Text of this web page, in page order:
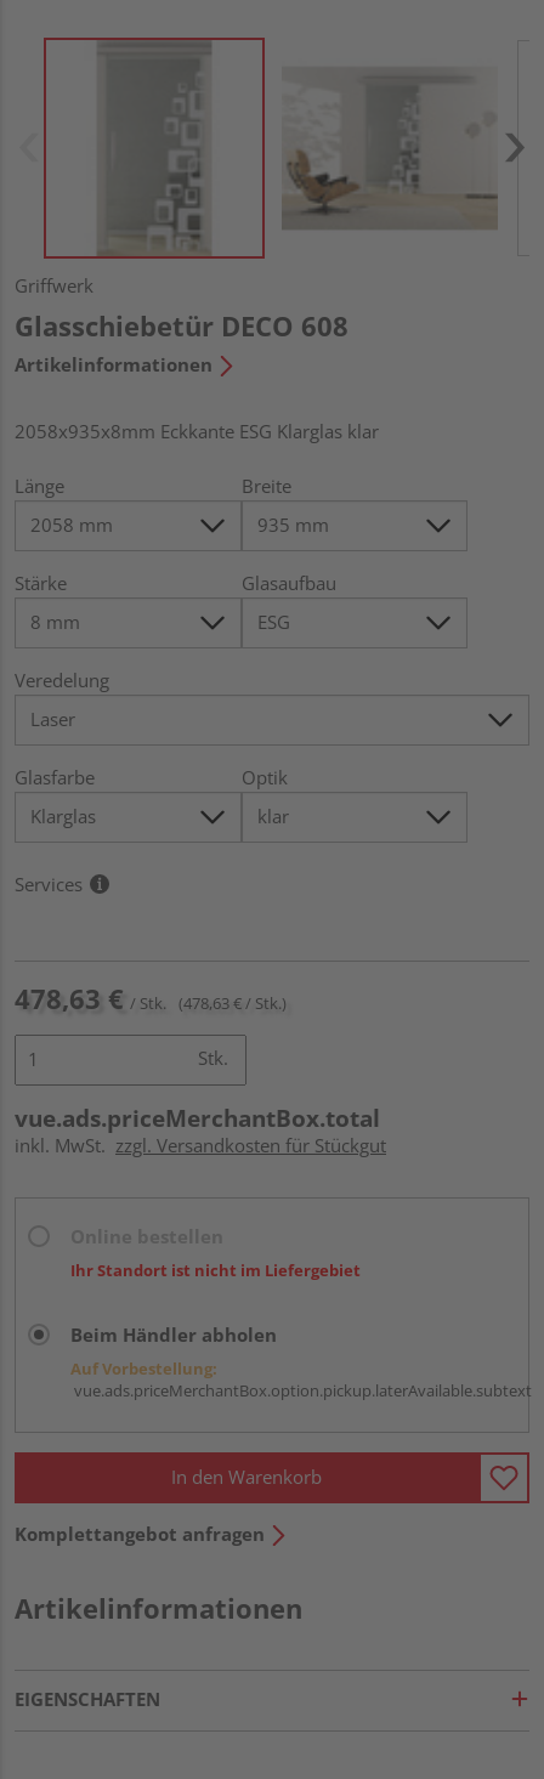
Griffwerk
Glasschiebetür DECO 608
Artikelinformationen
2058x935x8mm Eckkante ESG Klarglas klar
Länge Breite
Stärke Glasaufbau
Veredelung
Glasfarbe Optik
Services
478,63 € / Stk. (478,63 € / Stk.)
Stk.
vue.ads.priceMerchantBox.total
inkl. MwSt. zzgl. Versandkosten für Stückgut
Ihr Standort ist nicht im Liefergebiet
Beim Händler abholen
Auf Vorbestellung:
vue.ads.priceMerchantBox.option.pickup.laterAvailable.subtext
In den Warenkorb
Komplettangebot anfragen
Artikelinformationen
EIGENSCHAFTEN